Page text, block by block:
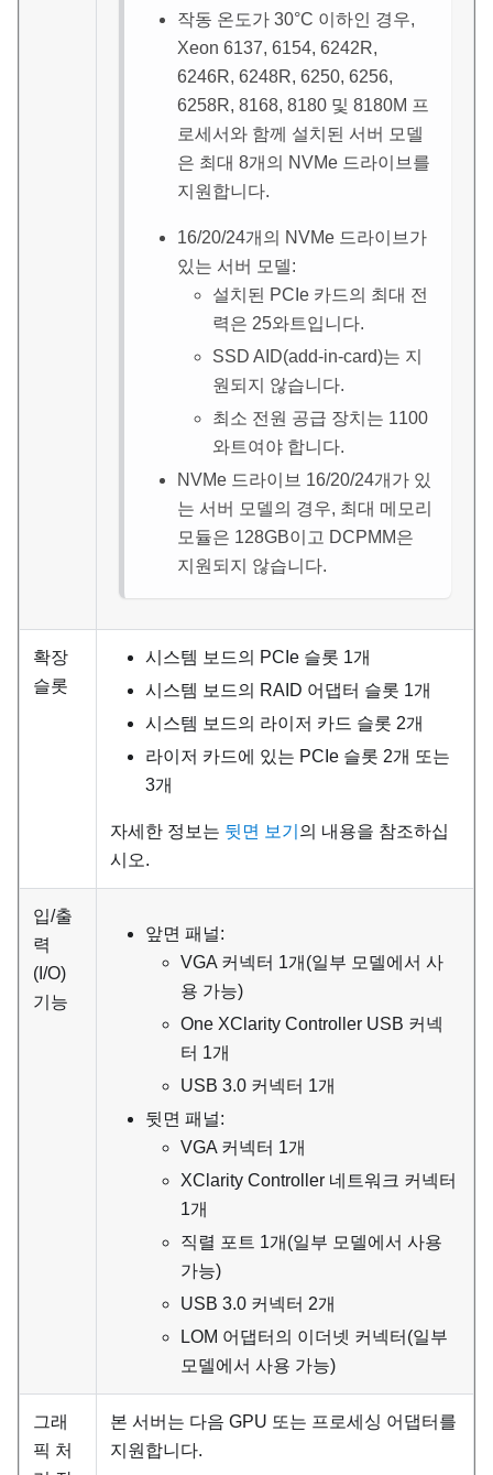
작동 온도가 30°C 이하인 경우,
Xeon 6137, 6154, 6242R,
6246R, 6248R, 6250, 6256,
6258R, 8168, 8180 및 8180M 프
로세서와 함께 설치된 서버 모델
은 최대 8개의 NVMe 드라이브를
지원합니다.
16/20/24개의 NVMe 드라이브가
있는 서버 모델:
설치된 PCIe 카드의 최대 전
력은 25와트입니다.
SSD AID(add-in-card)는 지
원되지 않습니다.
최소 전원 공급 장치는 1100
와트여야 합니다.
NVMe 드라이브 16/20/24개가 있
는 서버 모델의 경우, 최대 메모리
모듈은 128GB이고 DCPMM은
지원되지 않습니다.
확장
슬롯
시스템 보드의 PCIe 슬롯 1개
시스템 보드의 RAID 어댑터 슬롯 1개
시스템 보드의 라이저 카드 슬롯 2개
라이저 카드에 있는 PCIe 슬롯 2개 또는
3개
자세한 정보는 뒷면 보기 의 내용을 참조하십
시오.
입/출
력
(I/O)
기능
앞면 패널:
VGA 커넥터 1개(일부 모델에서 사
용 가능)
One XClarity Controller USB 커넥
터 1개
USB 3.0 커넥터 1개
뒷면 패널:
VGA 커넥터 1개
XClarity Controller 네트워크 커넥터
1개
직렬 포트 1개(일부 모델에서 사용
가능)
USB 3.0 커넥터 2개
LOM 어댑터의 이더넷 커넥터(일부
모델에서 사용 가능)
그래
픽 처
본 서버는 다음 GPU 또는 프로세싱 어댑터를
지원합니다.